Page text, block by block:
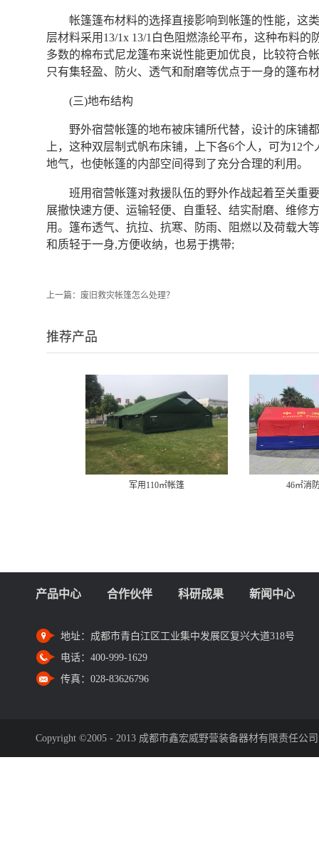
帐篷篷布材料的选择直接影响到帐篷的性能，这
层材料采用13/1x 13/1白色阻燃涤纶平布，这种布料
多数的棉布式尼龙篷布来说性能更加优良，比较符合
只有集轻盈、防火、透气和耐磨等优点于一身的篷布
(三)地布结构
野外宿营帐篷的地布被床铺所代替，设计的床铺
上，这种双层制式帆布床铺，上下各6个人，可为12
地气，也使帐篷的内部空间得到了充分合理的利用。
班用宿营帐篷对救援队伍的野外作战起着至关重
展撤快速方便、运输轻便、自重轻、结实耐磨、维修
用。篷布透气、抗拉、抗寒、防雨、阻燃以及荷载大
和质轻于一身,方便收纳，也易于携带;
上一篇： 废旧救灾帐篷怎么处理？
推荐产品
军用110㎡帐篷 46㎡消
产品中心 合作伙伴 科研成果 新闻中心
地址： 成都市青白江区工业集中发展区复兴大道318号
电话： 400-999-1629
传真： 028-83626796
Copyright ©2005 - 2013 成都市鑫宏威野营装备器材有限责任公司